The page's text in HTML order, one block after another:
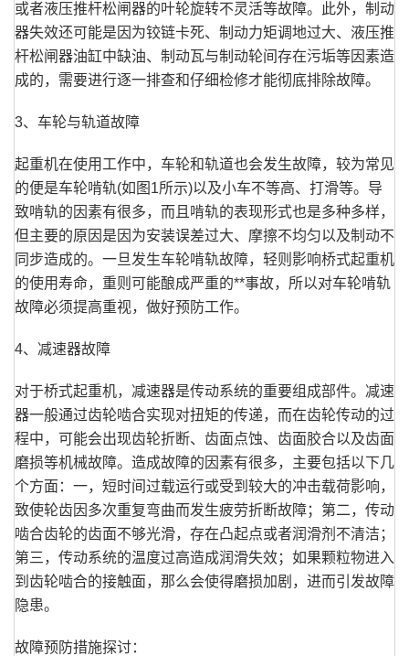
或者液压推杆松闸器的叶轮旋转不灵活等故障。此外，制动
器失效还可能是因为铰链卡死、制动力矩调地过大、液压推
杆松闸器油缸中缺油、制动瓦与制动轮间存在污垢等因素造
成的，需要进行逐一排查和仔细检修才能彻底排除故障。
3、车轮与轨道故障
起重机在使用工作中，车轮和轨道也会发生故障，较为常见
的便是车轮啃轨(如图1所示)以及小车不等高、打滑等。导
致啃轨的因素有很多，而且啃轨的表现形式也是多种多样，
但主要的原因是因为安装误差过大、摩擦不均匀以及制动不
同步造成的。一旦发生车轮啃轨故障，轻则影响桥式起重机
的使用寿命，重则可能酿成严重的**事故，所以对车轮啃轨
故障必须提高重视，做好预防工作。
4、减速器故障
对于桥式起重机，减速器是传动系统的重要组成部件。减速
器一般通过齿轮啮合实现对扭矩的传递，而在齿轮传动的过
程中，可能会出现齿轮折断、齿面点蚀、齿面胶合以及齿面
磨损等机械故障。造成故障的因素有很多，主要包括以下几
个方面：一，短时间过载运行或受到较大的冲击载荷影响，
致使轮齿因多次重复弯曲而发生疲劳折断故障；第二，传动
啮合齿轮的齿面不够光滑，存在凸起点或者润滑剂不清洁；
第三，传动系统的温度过高造成润滑失效；如果颗粒物进入
到齿轮啮合的接触面，那么会使得磨损加剧，进而引发故障
隐患。
故障预防措施探讨：